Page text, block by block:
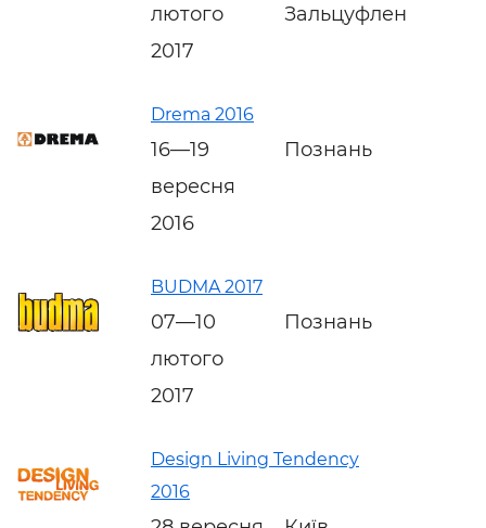
лютого
2017
Зальцуфлен
Drema 2016
16—19
вересня
2016
Познань
BUDMA 2017
07—10
лютого
2017
Познань
Design Living Tendency
2016